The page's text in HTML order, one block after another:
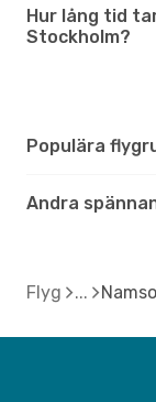
Hur lång tid
Stockholm?
Populära
Andra
Flyg